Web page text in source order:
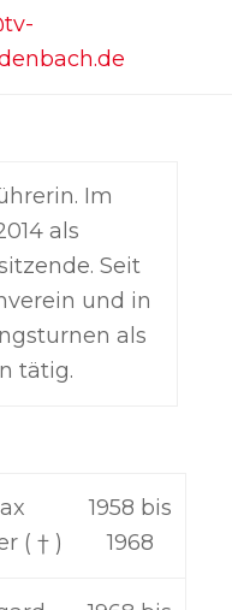
Im
als
Seit
und in
als
tätig.
( † )
1958 bis
1968